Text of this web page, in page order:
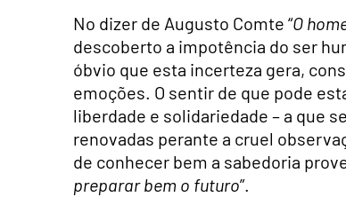
No dizer de Augusto Comte “O
descoberto a impotência do ser
óbvio que esta incerteza gera,
emoções. O sentir de que pode
liberdade e solidariedade – a que
renovadas perante a cruel
de conhecer bem a sabedoria
preparar bem o futuro”.